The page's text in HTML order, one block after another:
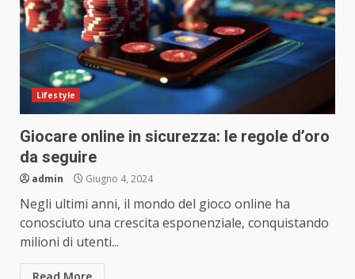
Lifestyle
Giocare online in sicurezza: le regole d’oro
da seguire
admin Giugno 4, 2024
Negli ultimi anni, il mondo del gioco online ha
conosciuto una crescita esponenziale, conquistando
milioni di utenti...